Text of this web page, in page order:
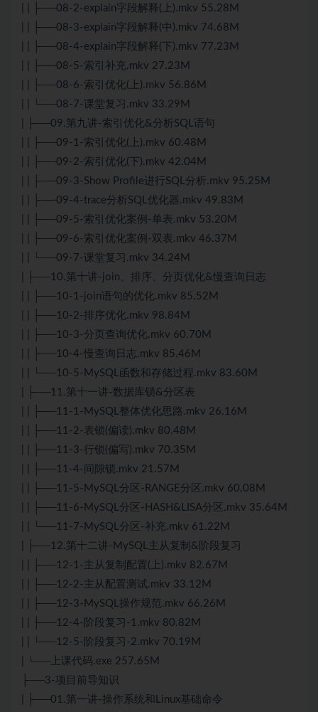
| | ├──08-2-explain字段解释(上).mkv 55.28M
| | ├──08-3-explain字段解释(中).mkv 74.68M
| | ├──08-4-explain字段解释(下).mkv 77.23M
| | ├──08-5-索引补充.mkv 27.23M
| | ├──08-6-索引优化(上).mkv 56.86M
| | └──08-7-课堂复习.mkv 33.29M
| ├──09.第九讲-索引优化&分析SQL语句
| | ├──09-1-索引优化(上).mkv 60.48M
| | ├──09-2-索引优化(下).mkv 42.04M
| | ├──09-3-Show Profile进行SQL分析.mkv 95.25M
| | ├──09-4-trace分析SQL优化器.mkv 49.83M
| | ├──09-5-索引优化案例-单表.mkv 53.20M
| | ├──09-6-索引优化案例-双表.mkv 46.37M
| | └──09-7-课堂复习.mkv 34.24M
| ├──10.第十讲-join、排序、分页优化&慢查询日志
| | ├──10-1-join语句的优化.mkv 85.52M
| | ├──10-2-排序优化.mkv 98.84M
| | ├──10-3-分页查询优化.mkv 60.70M
| | ├──10-4-慢查询日志.mkv 85.46M
| | └──10-5-MySQL函数和存储过程.mkv 83.60M
| ├──11.第十一讲-数据库锁&分区表
| | ├──11-1-MySQL整体优化思路.mkv 26.16M
| | ├──11-2-表锁(偏读).mkv 80.48M
| | ├──11-3-行锁(偏写).mkv 70.35M
| | ├──11-4-间隙锁.mkv 21.57M
| | ├──11-5-MySQL分区-RANGE分区.mkv 60.08M
| | ├──11-6-MySQL分区-HASH&LISA分区.mkv 35.64M
| | └──11-7-MySQL分区-补充.mkv 61.22M
| ├──12.第十二讲-MySQL主从复制&阶段复习
| | ├──12-1-主从复制配置(上).mkv 82.67M
| | ├──12-2-主从配置测试.mkv 33.12M
| | ├──12-3-MySQL操作规范.mkv 66.26M
| | ├──12-4-阶段复习-1.mkv 80.82M
| | └──12-5-阶段复习-2.mkv 70.19M
| └──上课代码.exe 257.65M
├──3-项目前导知识
| ├──01.第一讲-操作系统和
Linux基础命令